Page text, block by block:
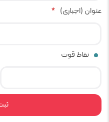
عنوان (اجباری) *
نقاط قوت